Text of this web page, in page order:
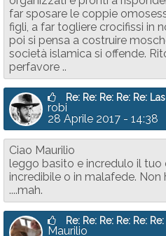
far sposare le coppie
figli, a far togliere crocifissi in
poi si pensa a costruire
società islamica si offende.
perfavore ..
Re: Re: Re: Re: Re:
robi
28 Aprile 2017 - 14:38
Ciao Maurilio
leggo basito e incredulo il
incredibile o in malafede.
....mah.
Re: Re: Re: Re: Re:
Maurilio